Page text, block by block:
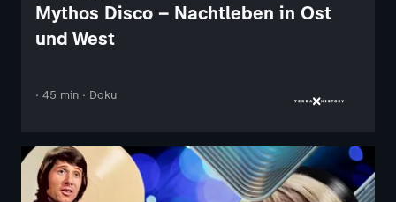
Mythos Disco – Nachtleben in Ost
und West
· 45 min · Doku